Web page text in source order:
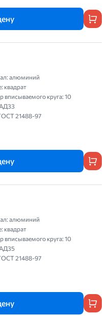
алюминий
квадрат
вписываемого круга: 10
21488-97
алюминий
квадрат
вписываемого круга: 10
21488-97